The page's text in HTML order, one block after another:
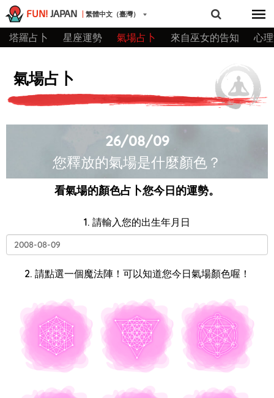
FUN! JAPAN 繁體中文（臺灣）
塔羅占卜 星座運勢 氣場占卜 來自巫女的告知 心
氣場占卜
26/08/09
您釋放的氣場是什麼顏色？
看氣場的顏色占卜您今日的運勢。
1. 請輸入您的出生年月日
2. 請點選一個魔法陣！可以知道您今日氣場顏色喔！